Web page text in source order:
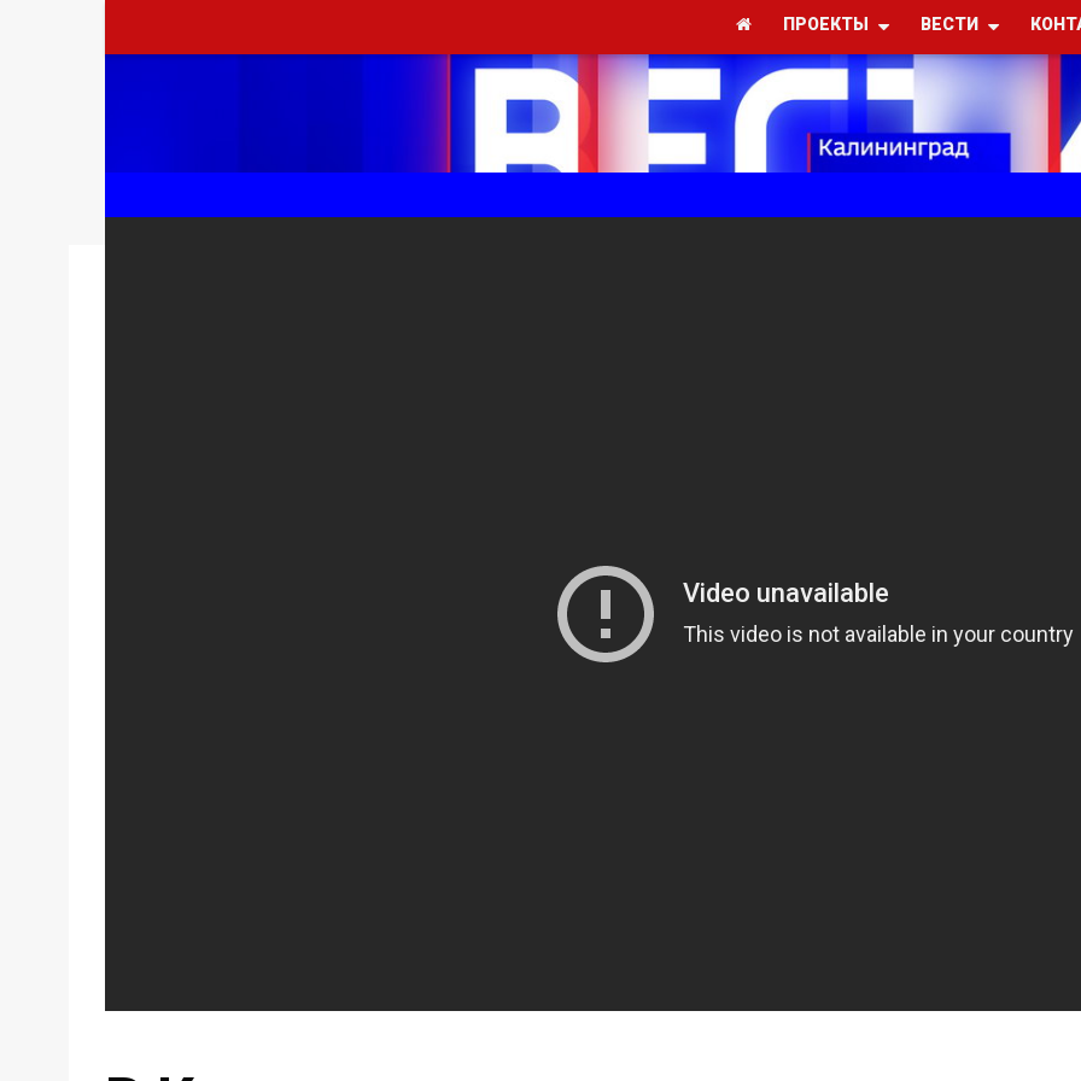
ПРОЕКТЫ ВЕСТИ